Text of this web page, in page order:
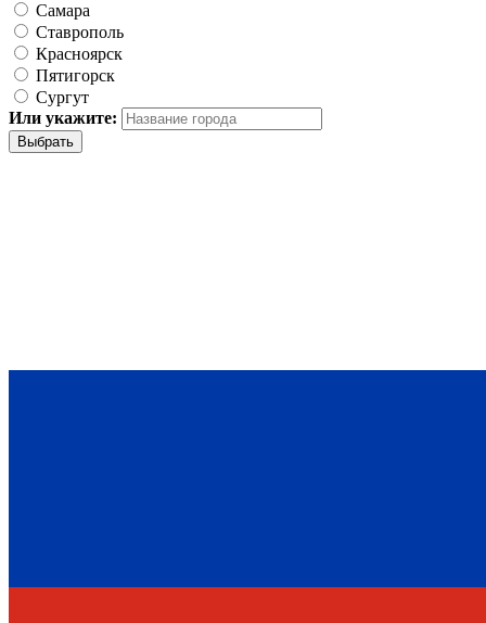
Самара
Ставрополь
Красноярск
Пятигорск
Сургут
Или укажите: